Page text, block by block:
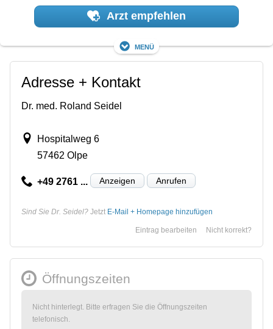
Arzt empfehlen
Menü
Adresse + Kontakt
Dr. med. Roland Seidel
Hospitalweg 6
57462 Olpe
+49 2761 ... Anzeigen Anrufen
Sind Sie Dr. Seidel? Jetzt E-Mail + Homepage hinzufügen
Nicht korrekt?
Eintrag bearbeiten
Öffnungszeiten
Nicht hinterlegt. Bitte erfragen Sie die Öffnungszeiten
telefonisch.